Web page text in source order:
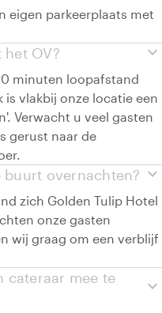
eigen parkeerplaats met
expand_more
OV?
minuten loopafstand
is vlakbij onze locatie een
Verwacht u veel gasten
gerust naar de
expand_more
overnachten?
zich Golden Tulip Hotel
onze gasten
wij graag om een verblijf
expand_more
cateraar mee te